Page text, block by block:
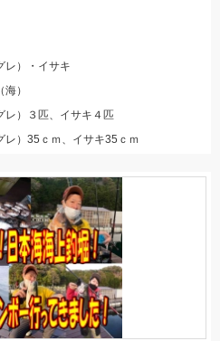
レ）・イサキ
）
レ）３匹、イサキ４匹
レ）35ｃｍ、イサキ35ｃｍ